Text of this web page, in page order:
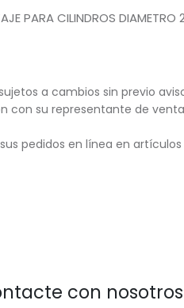
PARA CILINDROS DIAMETRO
a cambios sin previo
con su representante de
pedidos en línea en
con nosotros